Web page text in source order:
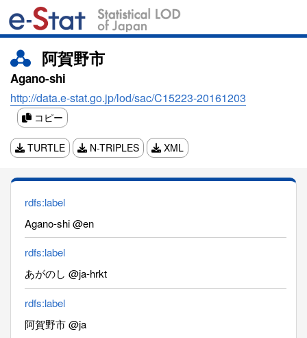
阿賀野市
Agano-shi
http://data.e-stat.go.jp/lod/sac/C15223-20161203
コピー
TURTLE N-TRIPLES XML
rdfs:label
Agano-shi @en
rdfs:label
あがのし @ja-hrkt
rdfs:label
阿賀野市 @ja